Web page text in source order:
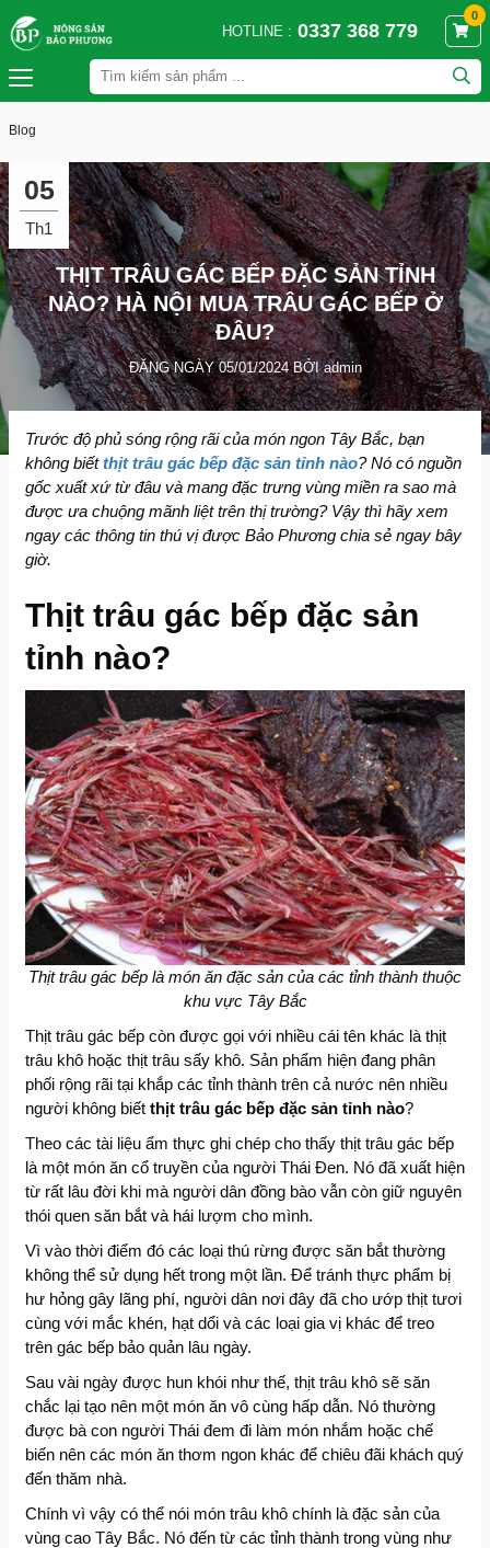
HOTLINE : 0337 368 779
0
Blog
05
Th1
THỊT TRÂU GÁC BẾP ĐẶC SẢN TỈNH
NÀO? HÀ NỘI MUA TRÂU GÁC BẾP Ở
ĐÂU?
ĐĂNG NGÀY 05/01/2024 BỞI admin
Trước độ phủ sóng rộng rãi của món ngon Tây Bắc, bạn
không biếtthịt trâu gác bếp đặc sản tỉnh nào? Nó có nguồn
gốc xuất xứ từ đâu và mang đặc trưng vùng miền ra sao mà
được ưa chuộng mãnh liệt trên thị trường? Vậy thì hãy xem
ngay các thông tin thú vị được Bảo Phương chia sẻ ngay bây
giờ.
Thịt trâu gác bếp đặc sản
tỉnh nào?
Thịt trâu gác bếp là món ăn đặc sản của các tỉnh thành thuộc
khu vực Tây Bắc
Thịt trâu gác bếp còn được gọi với nhiều cái tên khác là thịt
trâu khô hoặc thịt trâu sấy khô. Sản phẩm hiện đang phân
phối rộng rãi tại khắp các tỉnh thành trên cả nước nên nhiều
người không biết thịt trâu gác bếp đặc sản tỉnh nào?
Theo các tài liệu ẩm thực ghi chép cho thấy thịt trâu gác bếp
là một món ăn cổ truyền của người Thái Đen. Nó đã xuất hiện
từ rất lâu đời khi mà người dân đồng bào vẫn còn giữ nguyên
thói quen săn bắt và hái lượm cho mình.
Vì vào thời điểm đó các loại thú rừng được săn bắt thường
không thể sử dụng hết trong một lần. Để tránh thực phẩm bị
hư hỏng gây lãng phí, người dân nơi đây đã cho ướp thịt tươi
cùng với mắc khén, hạt dổi và các loại gia vị khác để treo
trên gác bếp bảo quản lâu ngày.
Sau vài ngày được hun khói như thế, thịt trâu khô sẽ săn
chắc lại tạo nên một món ăn vô cùng hấp dẫn. Nó thường
được bà con người Thái đem đi làm món nhắm hoặc chế
biến nên các món ăn thơm ngon khác để chiêu đãi khách quý
đến thăm nhà.
Chính vì vậy có thể nói món trâu khô chính là đặc sản của
vùng cao Tây Bắc. Nó đến từ các tỉnh thành trong vùng như